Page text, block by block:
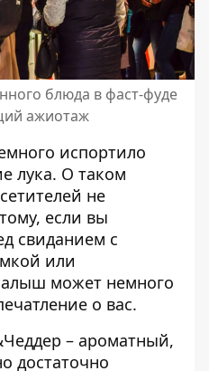
блюда в фаст-фуде
ажиотаж
испортило
лука. О таком
не
если вы
свиданием с
или
может немного
о вас.
– ароматный,
достаточно